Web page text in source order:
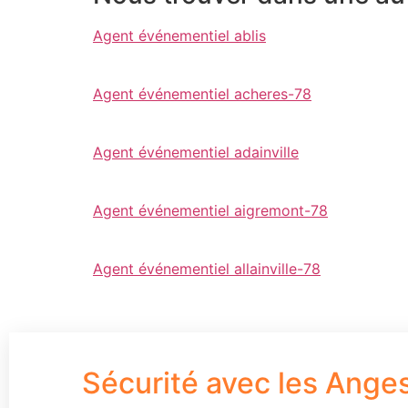
Agent événementiel ablis
Agent événementiel acheres-78
Agent événementiel adainville
Agent événementiel aigremont-78
Agent événementiel allainville-78
Sécurité avec les